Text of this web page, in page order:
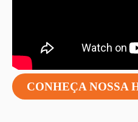
CONHEÇA NOSSA